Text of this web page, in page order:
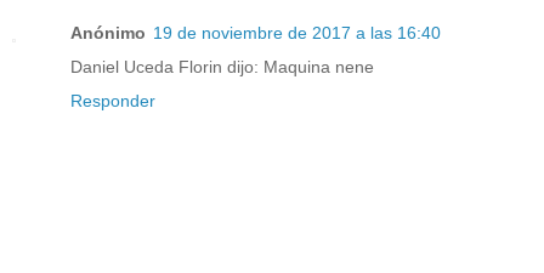
Anónimo 19 de noviembre de 2017 a las 16:40
Daniel Uceda Florin dijo: Maquina nene
Responder